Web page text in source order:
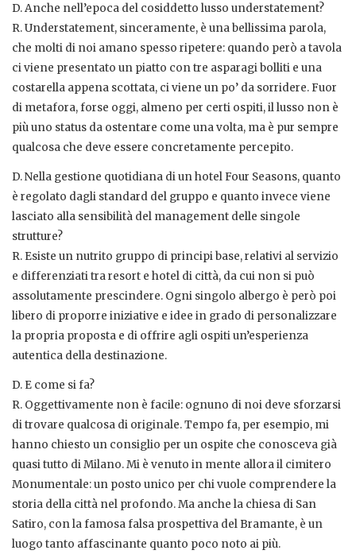
D. Anche nell’epoca del cosiddetto lusso understatement?
R. Understatement, sinceramente, è una bellissima parola,
che molti di noi amano spesso ripetere: quando però a tavola
ci viene presentato un piatto con tre asparagi bolliti e una
costarella appena scottata, ci viene un po’ da sorridere. Fuor
di metafora, forse oggi, almeno per certi ospiti, il lusso non è
più uno status da ostentare come una volta, ma è pur sempre
qualcosa che deve essere concretamente percepito.
D. Nella gestione quotidiana di un hotel Four Seasons, quanto
è regolato dagli standard del gruppo e quanto invece viene
lasciato alla sensibilità del management delle singole
strutture?
R. Esiste un nutrito gruppo di principi base, relativi al servizio
e differenziati tra resort e hotel di città, da cui non si può
assolutamente prescindere. Ogni singolo albergo è però poi
libero di proporre iniziative e idee in grado di personalizzare
la propria proposta e di offrire agli ospiti un’esperienza
autentica della destinazione.
D. E come si fa?
R. Oggettivamente non è facile: ognuno di noi deve sforzarsi
di trovare qualcosa di originale. Tempo fa, per esempio, mi
hanno chiesto un consiglio per un ospite che conosceva già
quasi tutto di Milano. Mi è venuto in mente allora il cimitero
Monumentale: un posto unico per chi vuole comprendere la
storia della città nel profondo. Ma anche la chiesa di San
Satiro, con la famosa falsa prospettiva del Bramante, è un
luogo tanto affascinante quanto poco noto ai più.